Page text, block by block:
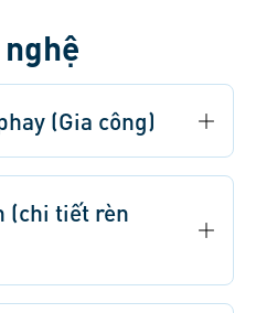
(Gia công)
(chi tiết rèn